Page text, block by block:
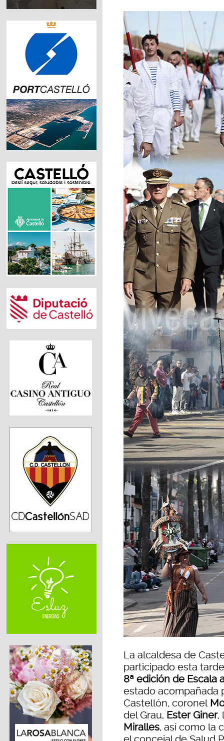
La alcaldesa de
participado esta
8ª edición de Escala
estado acompañada
Castellón, coronel
del Grau, Ester Giner,
Miralles, así como la